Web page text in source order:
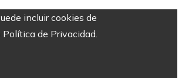
incluir cookies de
de Privacidad.